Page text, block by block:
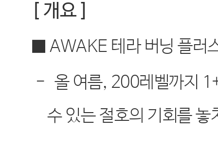
개요
■AWAKE 테라 버닝 플러
- 올 여름, 200레벨까지
수 있는 절호의 기회를 놓